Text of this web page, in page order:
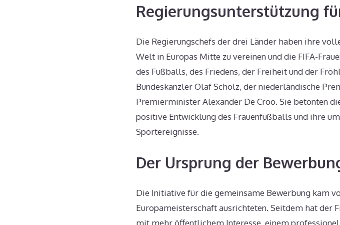
Regierungsunterstützung
Die Regierungschefs der drei Länder haben ihre
Welt in Europas Mitte zu vereinen und die FIFA-
des Fußballs, des Friedens, der Freiheit und der
Bundeskanzler Olaf Scholz, der niederländische
Premierminister Alexander De Croo. Sie betonten
positive Entwicklung des Frauenfußballs und ihre
Sportereignisse.
Der Ursprung der
Die Initiative für die gemeinsame Bewerbung kam
Europameisterschaft ausrichteten. Seitdem hat der
mit mehr öffentlichem Interesse, einem